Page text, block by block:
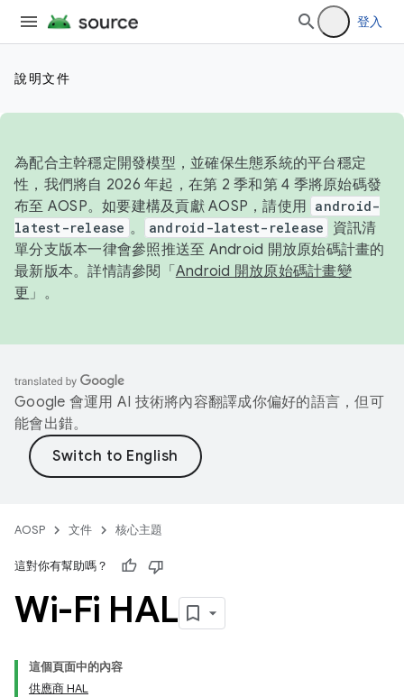
登入
說明文件
為配合主幹穩定開發模型，並確保生態系統的平台穩定
性，我們將自 2026 年起，在第 2 季和第 4 季將原始碼發
布至 AOSP。如要建構及貢獻 AOSP，請使用 android-
latest-release 。 android-latest-release
資訊清
單分支版本一律會參照推送至 Android 開放原始碼計畫的
最新版本。詳情請參閱「 Android 開放原始碼計畫變
更 」。
Google 會運用 AI 技術將內容翻譯成你偏好的語言，但可
能會出錯。
AOSP 文件 核心主題
這對你有幫助嗎？
Wi-Fi HAL
這個頁面中的內容
供應商 HAL